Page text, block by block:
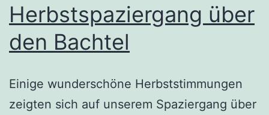
Herbstspaziergang über
den Bachtel
Einige wunderschöne Herbststimmungen
zeigten sich auf unserem Spaziergang über